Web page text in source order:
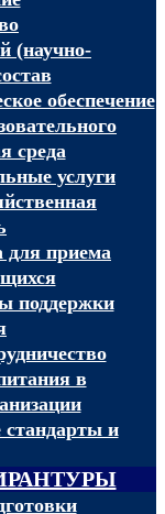
(научно-
обеспечение
среда
услуги
для приема
поддержки
в
и